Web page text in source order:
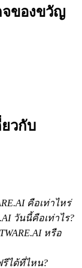
จของขวัญ
วกับ
คือเท่าไหร่
วันนี้คือเท่าไร?
หรือ
รีได้ที่ไหน?